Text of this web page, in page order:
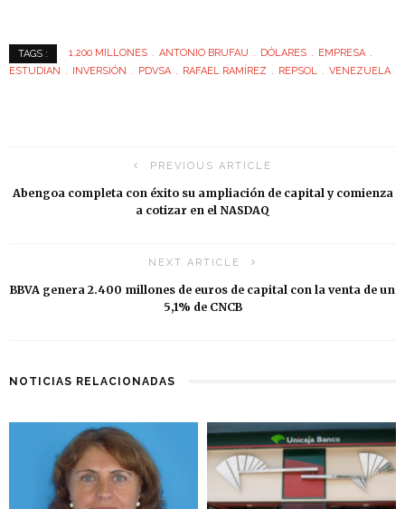
TAGS : 1.200 MILLONES ANTONIO BRUFAU DÓLARES
EMPRESA
ESTUDIAN
INVERSIÓN PDVSA RAFAEL RAMÍREZ REPSOL VENEZUELA
PREVIOUS ARTICLE
Abengoa completa con éxito su ampliación de capital y comienza
a cotizar en el NASDAQ
NEXT ARTICLE
BBVA genera 2.400 millones de euros de capital con la venta de un
5,1% de CNCB
NOTICIAS RELACIONADAS